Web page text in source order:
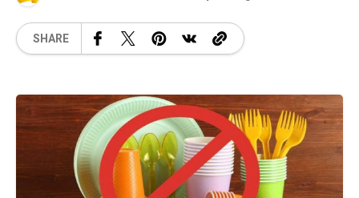
SHARE